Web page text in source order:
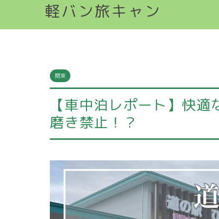
軽バン旅キャン
関東
【車中泊レポート】快
磨き禁止！？